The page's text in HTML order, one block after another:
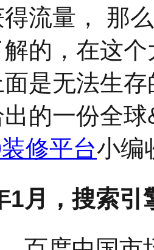
流量， 那
的，在这
是无法生
的一份全
修平台小编
1月，搜索引